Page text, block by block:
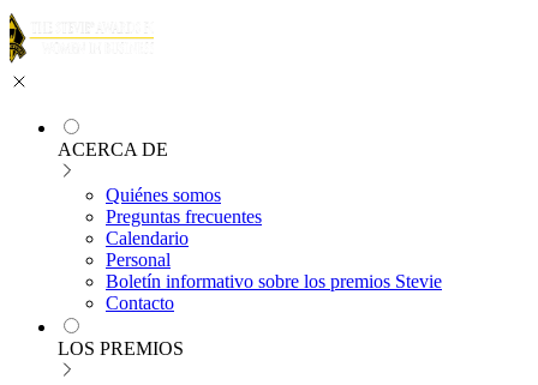
ACERCA DE
Quiénes somos
Preguntas frecuentes
Calendario
Personal
Boletín informativo sobre los premios Stevie
Contacto
LOS PREMIOS